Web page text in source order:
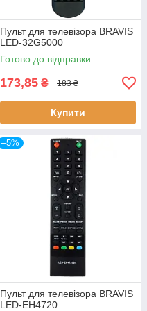
Пульт для телевізора BRAVIS
LED-32G5000
Готово до відправки
173,85 ₴ 183 ₴
Купити
–5%
Пульт для телевізора BRAVIS
LED-EH4720